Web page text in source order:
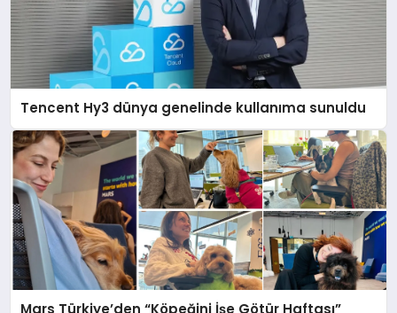
Tencent Hy3 dünya genelinde kullanıma sunuldu
Mars Türkiye’den “Köpeğini İşe Götür Haftası”